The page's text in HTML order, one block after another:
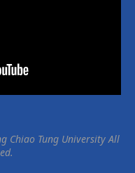
Chiao Tung University All